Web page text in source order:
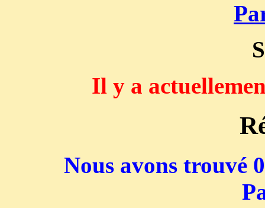
Il y a
Nous avons trouvé